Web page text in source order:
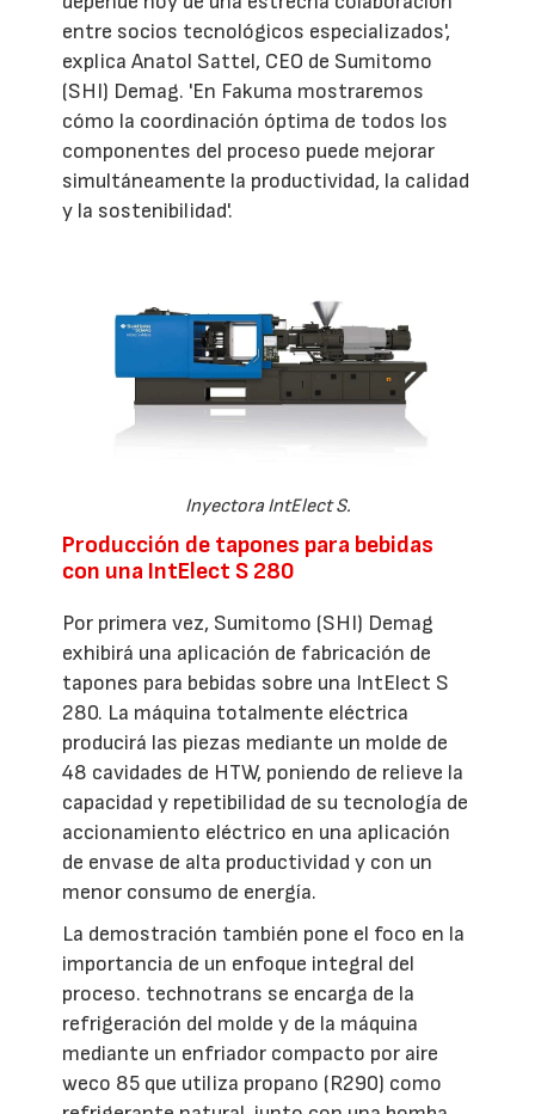
entre socios tecnológicos especializados',
explica Anatol Sattel, CEO de Sumitomo
(SHI) Demag. 'En Fakuma mostraremos
cómo la coordinación óptima de todos los
componentes del proceso puede mejorar
simultáneamente la productividad, la calidad
y la sostenibilidad'.
Inyectora IntElect S.
Producción de tapones para bebidas
con una IntElect S 280
Por primera vez, Sumitomo (SHI) Demag
exhibirá una aplicación de fabricación de
tapones para bebidas sobre una IntElect S
280. La máquina totalmente eléctrica
producirá las piezas mediante un molde de
48 cavidades de HTW, poniendo de relieve la
capacidad y repetibilidad de su tecnología de
accionamiento eléctrico en una aplicación
de envase de alta productividad y con un
menor consumo de energía.
La demostración también pone el foco en la
importancia de un enfoque integral del
proceso. technotrans se encarga de la
refrigeración del molde y de la máquina
mediante un enfriador compacto por aire
weco 85 que utiliza propano (R290) como